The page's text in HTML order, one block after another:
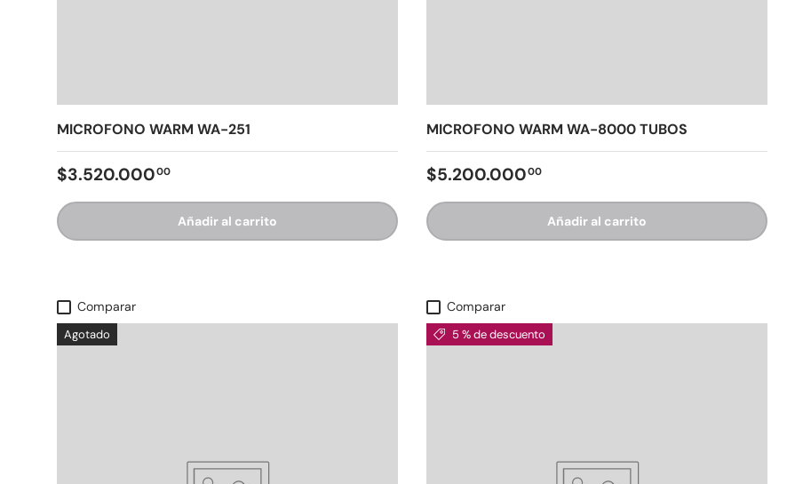
MICROFONO WARM WA-251
$3.520.00000
Añadir al carrito
MICROFONO WARM WA-8000 TUBOS
$5.200.00000
Añadir al carrito
Comparar
Agotado
Comparar
5 % de descuento